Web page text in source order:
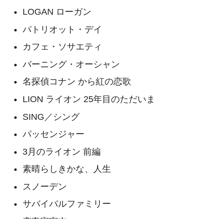
LOGAN ローガン
パトリオット・デイ
カフェ・ソサエティ
バーニング・オーシャン
名探偵コナン から紅の恋歌
LION ライオン 25年目のただいま
SING／シング
パッセンジャー
3月のライオン 前編
素晴らしきかな、人生
スノーデン
サバイバルファミリー